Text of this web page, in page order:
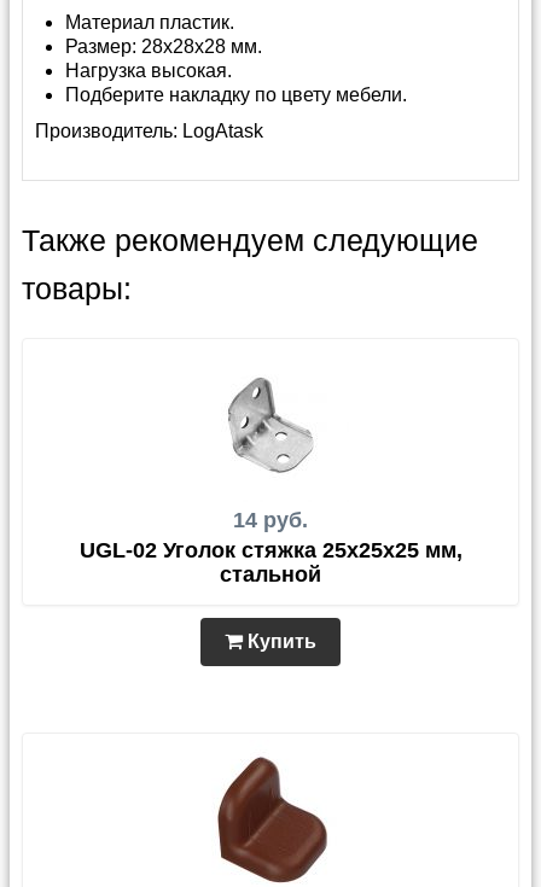
Материал пластик.
Размер: 28х28х28 мм.
Нагрузка высокая.
Подберите накладку по цвету мебели.
Производитель: LogAtask
Также рекомендуем следующие
товары:
14 руб.
UGL-02 Уголок стяжка 25х25х25 мм,
стальной
Купить